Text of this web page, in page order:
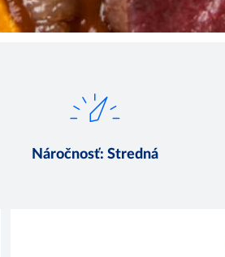
Náročnosť: Stredná